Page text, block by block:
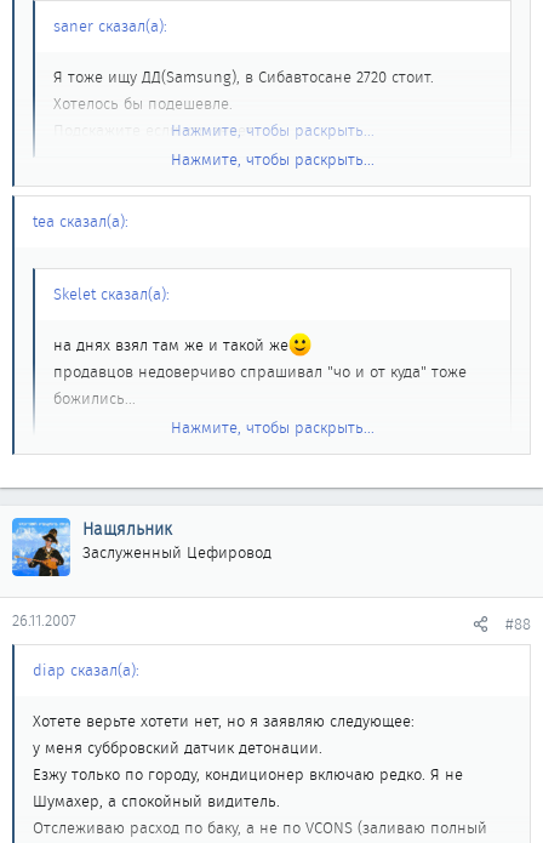
Удачи
saner сказал(а):
Я тоже ищу ДД(Samsung), в Сибавтосане 2720 стоит.
Хотелось бы подешевле.
Подскажите если кто знает.Нажмите, чтобы раскрыть...
http://www.clubmaxima.ru/forum/viewtopic.php?
илиhttp://www.clubmaxima.ru/?nissan-maxima ... cement.htm
как поставить
http://www.cefiro.pisem.net
Нажмите, чтобы раскрыть...
tea сказал(а):
Skelet сказал(а):
на днях взял там же и такой же
продавцов недоверчиво спрашивал "чо и от куда" тоже
божились...
на днях поставлю проверю.
SUBARU
FUJI HEAVY INDUSTRIES LTD.
SEN ASSY-KNOCK
Ага, именно так и написано
. Так и не понял кого надо
просить чтобы дали право добавлять файлы
внешнюю ссылкуhttp://foto.mail.ru/mail/tokpan/trash/1.htmlна
фотографию датчика с оберткой.
Нажмите, чтобы раскрыть...
Нащяльник
Заслуженный Цефировод
26.11.2007 #88
diap сказал(а):
Хотете верьте хотети нет, но я заявляю следующее:
у меня суббровский датчик детонации.
Езжу только по городу, кондиционер включаю редко. Я не
Шумахер, а спокойный видитель.
Отслеживаю расход по баку, а не по VCONS (заливаю полный